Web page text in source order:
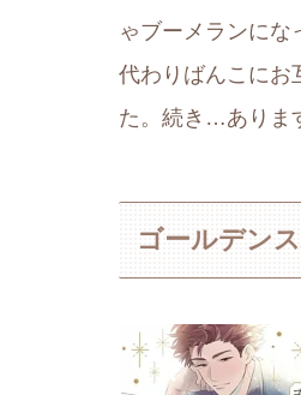
ゃブーメランにな
代わりばんこにお
た。続き…ありま
ゴールデン